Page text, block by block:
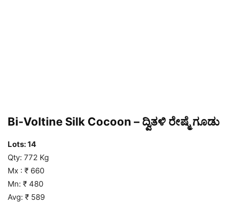
Bi-Voltine Silk Cocoon – ದ್ವಿತಳಿ ರೇಷ್ಮೆ ಗೂಡು
Lots: 14
Qty: 772 Kg
Mx : ₹ 660
Mn: ₹ 480
Avg: ₹ 589